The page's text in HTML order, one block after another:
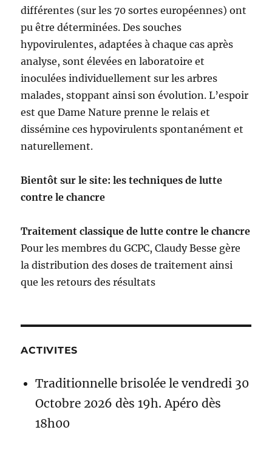
différentes (sur les 70 sortes européennes) ont
pu être déterminées. Des souches
hypovirulentes, adaptées à chaque cas après
analyse, sont élevées en laboratoire et
inoculées individuellement sur les arbres
malades, stoppant ainsi son évolution. L’espoir
est que Dame Nature prenne le relais et
dissémine ces hypovirulents spontanément et
naturellement.
Bientôt sur le site: les techniques de lutte
contre le chancre
Traitement classique de lutte contre le chancre
Pour les membres du GCPC, Claudy Besse gère
la distribution des doses de traitement ainsi
que les retours des résultats
ACTIVITES
Traditionnelle brisolée le vendredi 30
Octobre 2026 dès 19h. Apéro dès
18h00